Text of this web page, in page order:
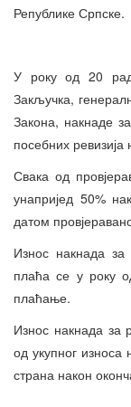
Републике Српске.
У року од 20
Закључка,
Закона, накнаде
посебних
Свака од
унапријед 50%
датом
Износ накнада за
плаћа се у року
плаћање.
Износ накнада за
од укупног износа
страна након